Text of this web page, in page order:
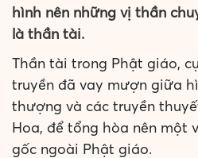
hình nên những vị thần
là thần tài.
Thần tài trong Phật giáo,
truyền đã vay mượn giữa
thượng và các truyền
Hoa, để tổng hòa nên một
gốc ngoài Phật giáo.